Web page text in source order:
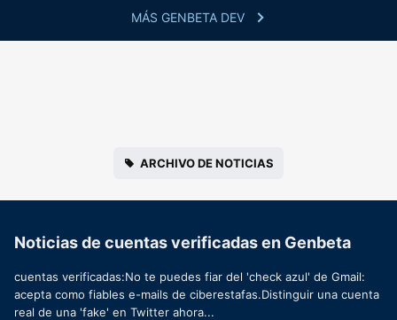
MÁS GENBETA DEV
ARCHIVO DE NOTICIAS
Noticias de cuentas verificadas en Genbeta
cuentas verificadas:No te puedes fiar del 'check azul' de Gmail:
acepta como fiables e-mails de ciberestafas.Distinguir una cuenta
real de una 'fake' en Twitter ahora...